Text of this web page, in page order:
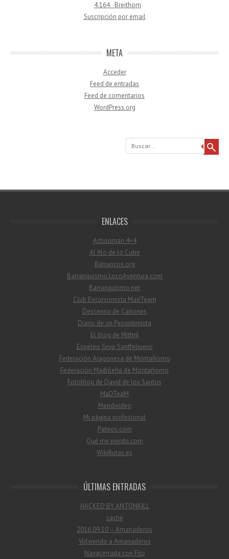
4.164 · Breithorn
Suscripción por email
META
Acceder
Feed de entradas
Feed de comentarios
WordPress.org
Buscar
ENLACES
Actionman 4×4
Al filo de lo Cutre
Barrancos.org
Barranquismo.LocoAventura.com
Barranquismo.net
Club Excursionista MadTeam
Descenso de Cañones
Diario de un Pesoptimista
El blog de Mithril
Espeleo Grup Santfeliuenc
Federación Aragonesa de Montañismo
Federación Madrileña de Montañismo
Fotoblog de David de los Santos
MaDTeaM
Mendivideo
Mi página profesional
Pateos.com
Qué me pierdo.com
WikiRutas.es
ÚLTIMAS ENTRADAS
HACKED BY ANTONKILL
cache
2016.09.10 – Amanaderos
Volviendo a Amanaderos
Navacerrada con Fito